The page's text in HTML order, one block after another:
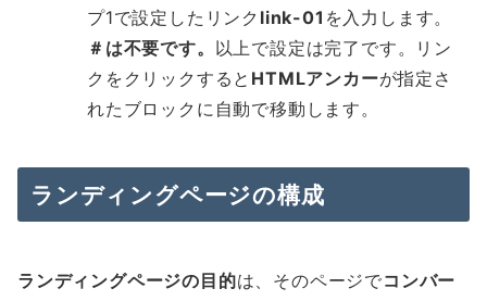
プ1で設定したリンク link-01 を入力します。
＃は不要です。 以上で設定は完了です。リン
クをクリックすると HTMLアンカーが指定さ
れたブロックに自動で移動します。
ランディングページの構成
ランディングページの目的は、そのページでコンバー